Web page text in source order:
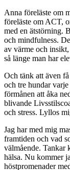
Anna föreläste om
föreläste om ACT,
med en ätstörning.
och mindfulness.
av värme och
så länge man har
Och tänk att även
och tre hundar
förmånen att åka
blivande
och stress. Lyllos
Jag har med mig
framtiden och vad
välmående. Tankar
hälsa. Nu kommer
höstpromenader